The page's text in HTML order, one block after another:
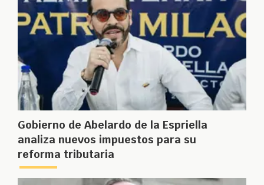
Gobierno de Abelardo de la Espriella
analiza nuevos impuestos para su
reforma tributaria